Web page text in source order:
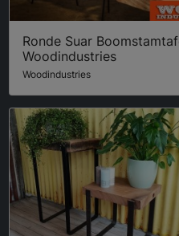
Ronde Suar
Woodindustries
Woodindustries